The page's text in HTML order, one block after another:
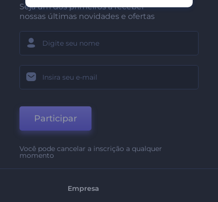
Seja um dos primeiros a receber
nossas últimas novidades e ofertas
Participar
Você pode cancelar a inscrição a qualquer
momento
Empresa